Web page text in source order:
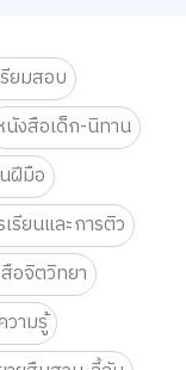
ยมสอบ
งสือเด็ก-นิทาน
ฝีมือ
เรียนและการติว